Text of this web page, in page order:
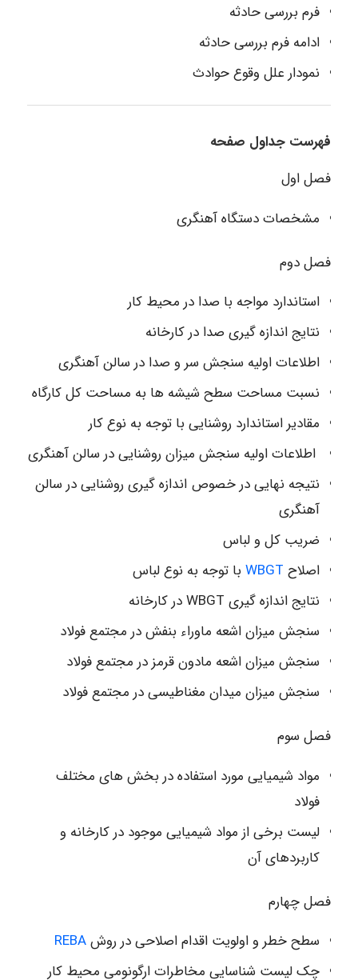
فرم بررسی حادثه
ادامه فرم بررسی حادثه
نمودار علل وقوع حوادث
فهرست جداول صفحه
فصل اول
مشخصات دستگاه آهنگری
فصل دوم
استاندارد مواجه با صدا در محیط کار
نتایج اندازه گیری صدا در کارخانه
اطلاعات اولیه سنجش سر و صدا در سالن آهنگری
نسبت مساحت سطح شیشه ها به مساحت کل کارگاه
مقادیر استاندارد روشنایی با توجه به نوع کار
اطلاعات اولیه سنجش میزان روشنایی در سالن آهنگری
نتیجه نهایی در خصوص اندازه گیری روشنایی در سالن
آهنگری
ضریب کل و لباس
اصلاح WBGTبا توجه به نوع لباس
نتایج اندازه گیری WBGT در کارخانه
سنجش میزان اشعه ماوراء بنفش در مجتمع فولاد
سنجش میزان اشعه مادون قرمز در مجتمع فولاد
سنجش میزان میدان مغناطیسی در مجتمع فولاد
فصل سوم
مواد شیمیایی مورد استفاده در بخش های مختلف
فولاد
لیست برخی از مواد شیمیایی موجود در کارخانه و
کاربردهای آن
فصل چهارم
سطح خطر و اولویت اقدام اصلاحی در روشREBA
چک لیست شناسایی مخاطرات ارگونومی محیط کار